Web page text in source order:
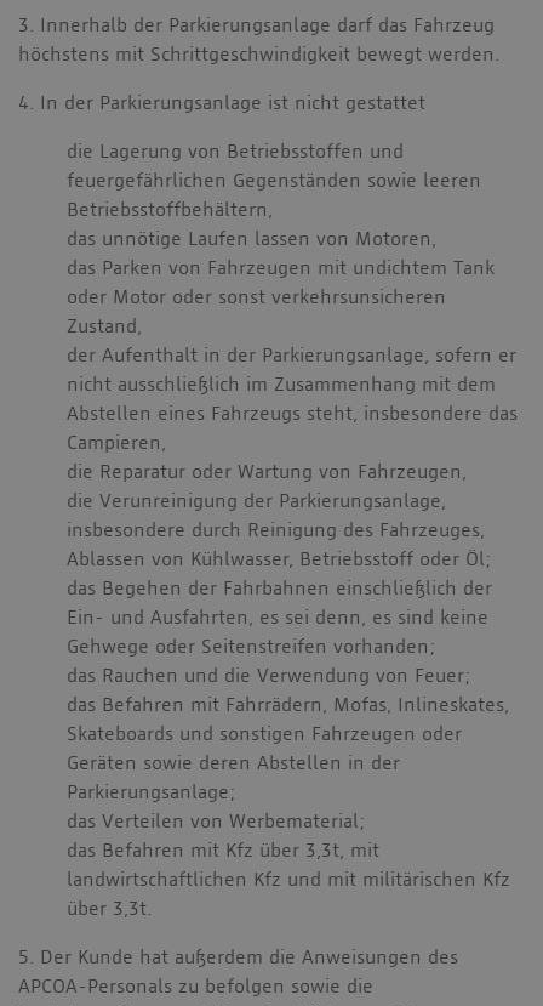
3. Innerhalb der Parkierungsanlage darf das Fahrzeug
höchstens mit Schrittgeschwindigkeit bewegt werden.
4. In der Parkierungsanlage ist nicht gestattet
die Lagerung von Betriebsstoffen und
feuergefährlichen Gegenständen sowie leeren
Betriebsstoffbehältern,
das unnötige Laufen lassen von Motoren,
das Parken von Fahrzeugen mit undichtem Tank
oder Motor oder sonst verkehrsunsicheren
Zustand,
der Aufenthalt in der Parkierungsanlage, sofern er
nicht ausschließlich im Zusammenhang mit dem
Abstellen eines Fahrzeugs steht, insbesondere das
Campieren,
die Reparatur oder Wartung von Fahrzeugen,
die Verunreinigung der Parkierungsanlage,
insbesondere durch Reinigung des Fahrzeuges,
Ablassen von Kühlwasser, Betriebsstoff oder Öl;
das Begehen der Fahrbahnen einschließlich der
Ein- und Ausfahrten, es sei denn, es sind keine
Gehwege oder Seitenstreifen vorhanden;
das Rauchen und die Verwendung von Feuer;
das Befahren mit Fahrrädern, Mofas, Inlineskates,
Skateboards und sonstigen Fahrzeugen oder
Geräten sowie deren Abstellen in der
Parkierungsanlage;
das Verteilen von Werbematerial;
das Befahren mit Kfz über 3,3t, mit
landwirtschaftlichen Kfz und mit militärischen Kfz
über 3,3t.
5. Der Kunde hat außerdem die Anweisungen des
APCOA-Personals zu befolgen sowie die